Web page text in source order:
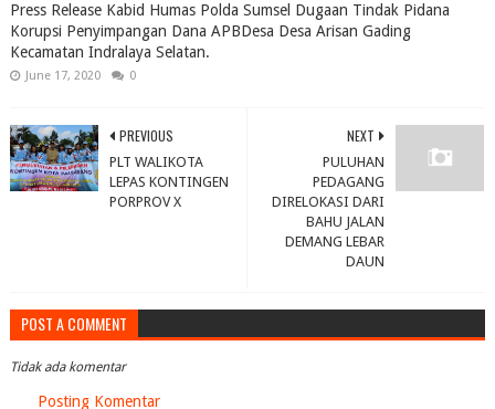
Press Release Kabid Humas Polda Sumsel Dugaan Tindak Pidana
Korupsi Penyimpangan Dana APBDesa Desa Arisan Gading
Kecamatan Indralaya Selatan.
June 17, 2020 0
NEXT
PULUHAN
PEDAGANG
DIRELOKASI DARI
BAHU JALAN
DEMANG LEBAR
DAUN
PREVIOUS
PLT WALIKOTA
LEPAS KONTINGEN
PORPROV X
POST A COMMENT
Tidak ada komentar
Posting Komentar